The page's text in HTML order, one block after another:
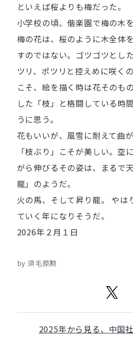
といえば桜よりも梅だった。
小学校の頃、偕楽園で梅の木
梅の花は、桜のように木全体
すのではない。ゴツゴツとし
ツリ、ポツリと控えめに咲く
こそ、絵を描く時は花そのも
した「枝」と格闘している時
うに思う。
花もいいが、風雪に耐えて曲
「枝ぶり」こそが美しい。空
がら伸びるその姿は、まるで
龍」のようだ。
火の馬、そして昇り龍。 やは
ていく年になりそうだ。
2026年２月１日
by 須毛原勲
2025年から見る、中国